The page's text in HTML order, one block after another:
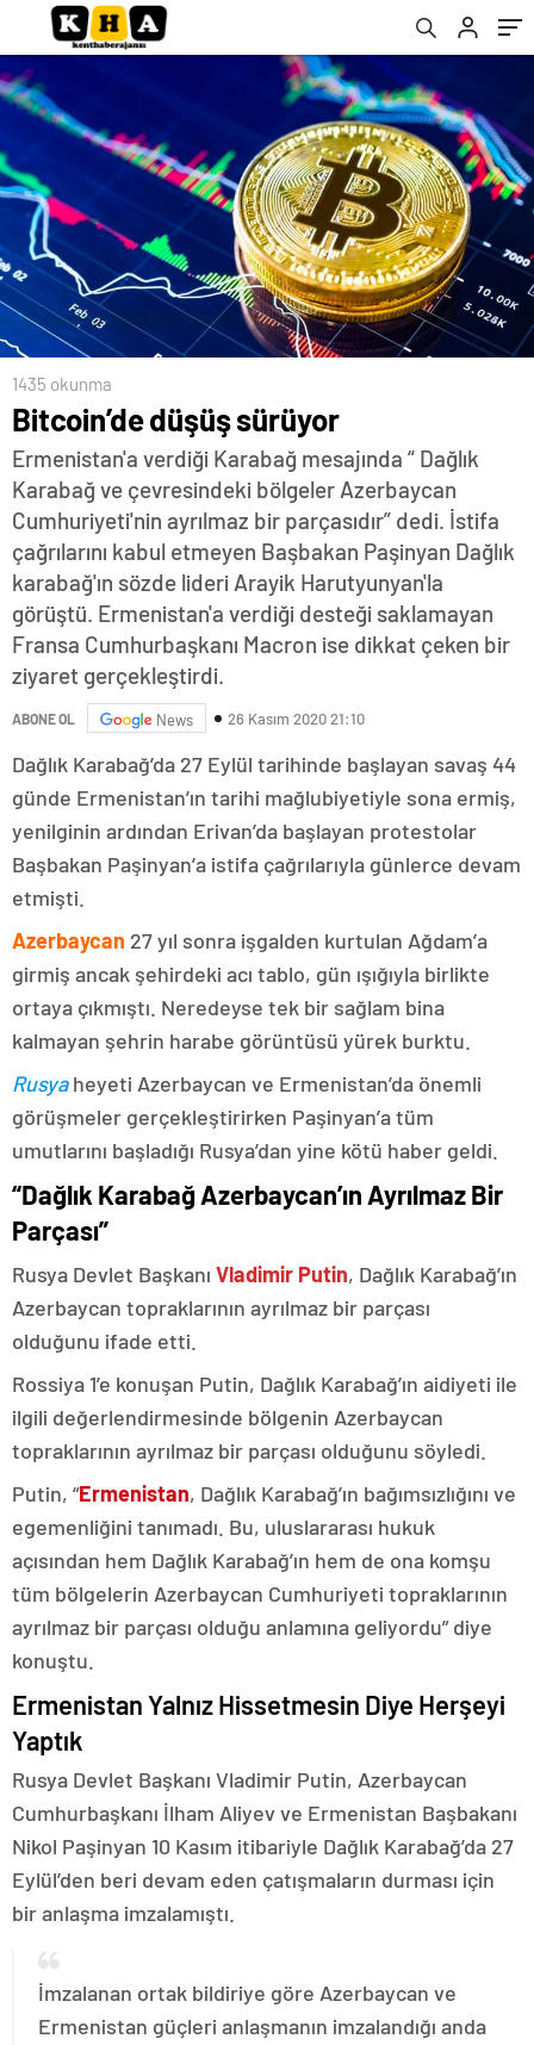
1435 okunma
Bitcoin’de düşüş sürüyor
Ermenistan'a verdiği Karabağ mesajında “ Dağlık
Karabağ ve çevresindeki bölgeler Azerbaycan
Cumhuriyeti'nin ayrılmaz bir parçasıdır” dedi. İstifa
çağrılarını kabul etmeyen Başbakan Paşinyan Dağlık
karabağ'ın sözde lideri Arayik Harutyunyan'la
görüştü. Ermenistan'a verdiği desteği saklamayan
Fransa Cumhurbaşkanı Macron ise dikkat çeken bir
ziyaret gerçekleştirdi.
ABONE OL News 26 Kasım 2020 21:10
Dağlık Karabağ’da 27 Eylül tarihinde başlayan savaş 44
günde Ermenistan’ın tarihi mağlubiyetiyle sona ermiş,
yenilginin ardından Erivan’da başlayan protestolar
Başbakan Paşinyan’a istifa çağrılarıyla günlerce devam
etmişti.
Azerbaycan 27 yıl sonra işgalden kurtulan Ağdam’a
girmiş ancak şehirdeki acı tablo, gün ışığıyla birlikte
ortaya çıkmıştı. Neredeyse tek bir sağlam bina
kalmayan şehrin harabe görüntüsü yürek burktu.
Rusyaheyeti Azerbaycan ve Ermenistan’da önemli
görüşmeler gerçekleştirirken Paşinyan’a tüm
umutlarını başladığı Rusya’dan yine kötü haber geldi.
“Dağlık Karabağ Azerbaycan’ın Ayrılmaz Bir
Parçası”
Rusya Devlet Başkanı Vladimir Putin, Dağlık Karabağ’ın
Azerbaycan topraklarının ayrılmaz bir parçası
olduğunu ifade etti.
Rossiya 1’e konuşan Putin, Dağlık Karabağ’ın aidiyeti ile
ilgili değerlendirmesinde bölgenin Azerbaycan
topraklarının ayrılmaz bir parçası olduğunu söyledi.
Putin, “Ermenistan, Dağlık Karabağ’ın bağımsızlığını ve
egemenliğini tanımadı. Bu, uluslararası hukuk
açısından hem Dağlık Karabağ’ın hem de ona komşu
tüm bölgelerin Azerbaycan Cumhuriyeti topraklarının
ayrılmaz bir parçası olduğu anlamına geliyordu” diye
konuştu.
Ermenistan Yalnız Hissetmesin Diye Herşeyi
Yaptık
Rusya Devlet Başkanı Vladimir Putin, Azerbaycan
Cumhurbaşkanı İlham Aliyev ve Ermenistan Başbakanı
Nikol Paşinyan 10 Kasım itibariyle Dağlık Karabağ’da 27
Eylül’den beri devam eden çatışmaların durması için
bir anlaşma imzalamıştı.
İmzalanan ortak bildiriye göre Azerbaycan ve
Ermenistan güçleri anlaşmanın imzalandığı anda